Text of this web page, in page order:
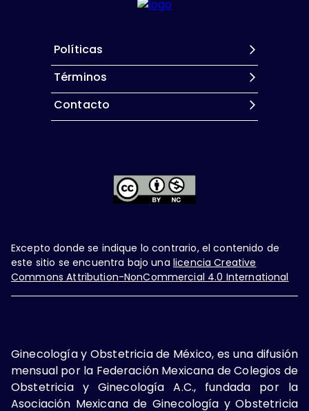
Políticas
Términos
Contacto
Excepto donde se indique lo contrario, el contenido de
este sitio se encuentra bajo una licencia Creative
Commons Attribution-NonCommercial 4.0 International
Ginecología y Obstetricia de México, es una difusión
mensual por la Federación Mexicana de Colegios de
Obstetricia y Ginecología A.C., fundada por la
Asociación Mexicana de Ginecología y Obstetricia